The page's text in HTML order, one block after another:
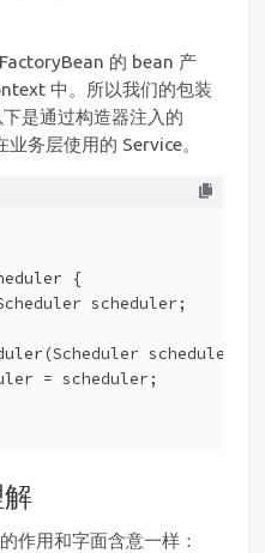
的 bean 产
中。所以我们的包装
是通过构造器注入的
务层使用的 Service。
{
scheduler;
(Scheduler scheduler)
= scheduler;
作用和字面含意一样：